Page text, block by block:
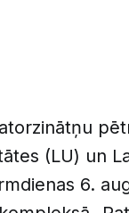
(LU) un
6.